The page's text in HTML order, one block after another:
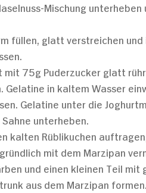
Mischung
füllen, glatt verstreichen
mit 75g Puderzucker glatt
in kaltem Wasser
Gelatine unter die
unterheben.
kalten Rüblikuchen
mit dem Marzipan
und einen kleinen Teil
aus dem Marzipan formen.